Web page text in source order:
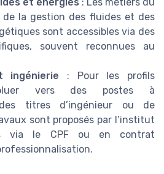
la gestion des fluides et des
sont accessibles via des
souvent reconnues au
ingénierie : Pour les profils
vers des postes à
des titres d’ingénieur ou de
sont proposés par l’institut
via le CPF ou en contrat